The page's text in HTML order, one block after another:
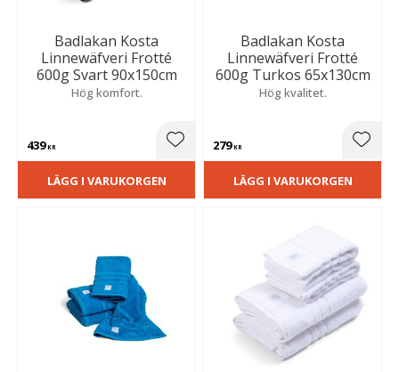
Badlakan Kosta
Linnewäfveri Frotté
600g Svart 90x150cm
Hög komfort.
439KR Lägg till i favoriter
LÄGG I VARUKORGEN
Badlakan Kosta
Linnewäfveri Frotté
600g Turkos 65x130cm
Hög kvalitet.
279KR
LÄGG I VARUKORGEN